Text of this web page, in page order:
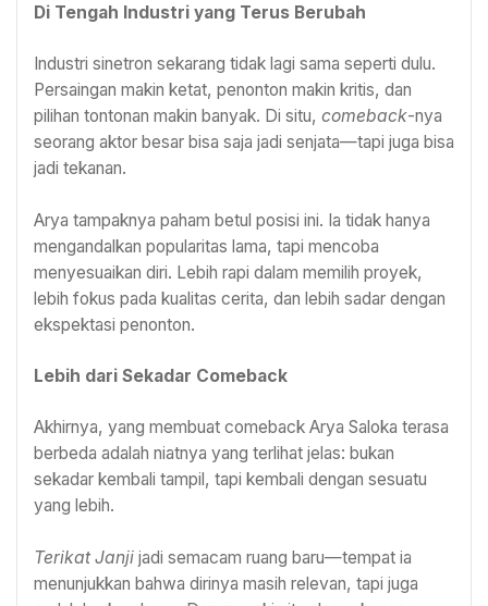
Di Tengah Industri yang Terus Berubah
Industri sinetron sekarang tidak lagi sama seperti dulu.
Persaingan makin ketat, penonton makin kritis, dan
pilihan tontonan makin banyak. Di situ, comeback-nya
seorang aktor besar bisa saja jadi senjata—tapi juga bisa
jadi tekanan.
Arya tampaknya paham betul posisi ini. Ia tidak hanya
mengandalkan popularitas lama, tapi mencoba
menyesuaikan diri. Lebih rapi dalam memilih proyek,
lebih fokus pada kualitas cerita, dan lebih sadar dengan
ekspektasi penonton.
Lebih dari Sekadar Comeback
Akhirnya, yang membuat comeback Arya Saloka terasa
berbeda adalah niatnya yang terlihat jelas: bukan
sekadar kembali tampil, tapi kembali dengan sesuatu
yang lebih.
Terikat Janji jadi semacam ruang baru—tempat ia
menunjukkan bahwa dirinya masih relevan, tapi juga